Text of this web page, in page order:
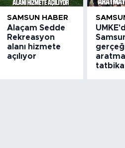
SAMSUN HABER
Alaçam Sedde
Rekreasyon
alanı hizmete
açılıyor